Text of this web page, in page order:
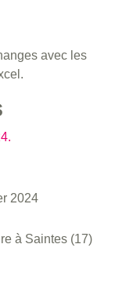
avec les
.
2024
à Saintes (17)